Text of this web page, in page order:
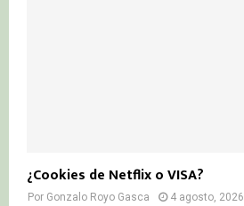
¿Cookies de Netflix o VISA?
Por Gonzalo Royo Gasca 4 agosto, 2026